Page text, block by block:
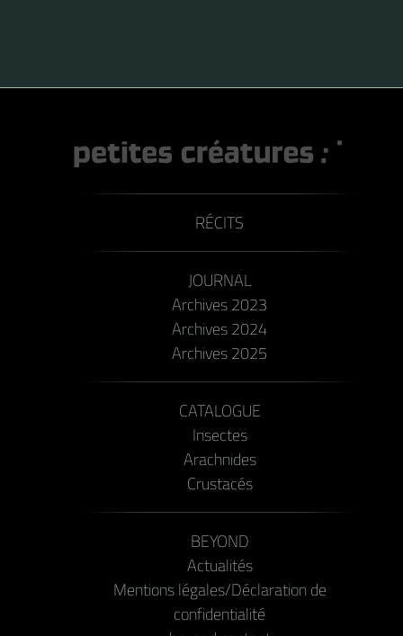
RÉCITS
JOURNAL
Archives 2023
Archives 2024
Archives 2025
CATALOGUE
Insectes
Arachnides
Crustacés
BEYOND
Actualités
Mentions légales/Déclaration de
confidentialité